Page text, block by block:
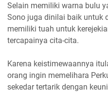
Selain memiliki warna bulu
Sono juga dinilai baik untuk
memiliki tuah untuk
tercapainya cita-cita.
Karena keistimewaannya
orang ingin memelihara
sekedar tertarik dengan